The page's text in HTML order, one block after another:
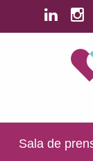
Saltar al
Saltar al pie de
Sala de